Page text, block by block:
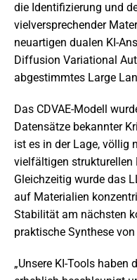
die Identifizierung und
vielversprechender
neuartigen dualen KI-
Diffusion Variational
abgestimmtes Large
Das CDVAE-Modell
Datensätze bekannter
ist es in der Lage, völlig
vielfältigen strukturellen
Gleichzeitig wurde das
auf Materialien
Stabilität am nächsten
praktische Synthese
„Unsere KI-Tools haben